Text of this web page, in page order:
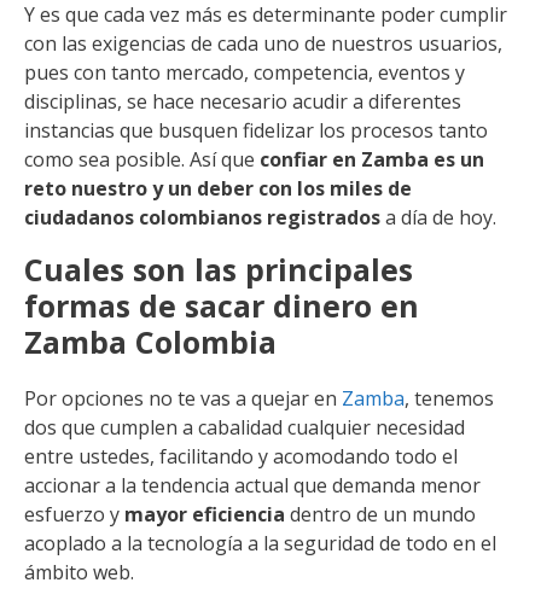
Y es que cada vez más es determinante poder cumplir
con las exigencias de cada uno de nuestros usuarios,
pues con tanto mercado, competencia, eventos y
disciplinas, se hace necesario acudir a diferentes
instancias que busquen fidelizar los procesos tanto
como sea posible. Así que confiar en Zamba es un
reto nuestro y un deber con los miles de
ciudadanos colombianos registradosa día de hoy.
Cuales son las principales
formas de sacar dinero en
Zamba Colombia
Por opciones no te vas a quejar en Zamba, tenemos
dos que cumplen a cabalidad cualquier necesidad
entre ustedes, facilitando y acomodando todo el
accionar a la tendencia actual que demanda menor
esfuerzo y mayor eficiencia dentro de un mundo
acoplado a la tecnología a la seguridad de todo en el
ámbito web.